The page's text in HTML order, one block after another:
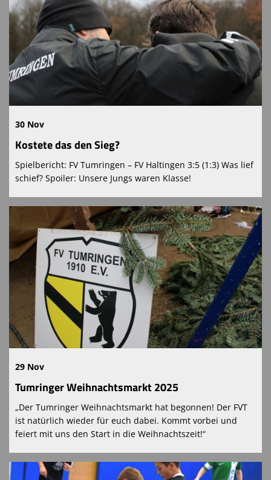
30 Nov
Kostete das den Sieg?
Spielbericht: FV Tumringen – FV Haltingen 3:5 (1:3) Was lief
schief? Spoiler: Unsere Jungs waren Klasse!
29 Nov
Tumringer Weihnachtsmarkt 2025
„Der Tumringer Weihnachtsmarkt hat begonnen! Der FVT
ist natürlich wieder für euch dabei. Kommt vorbei und
feiert mit uns den Start in die Weihnachtszeit!“